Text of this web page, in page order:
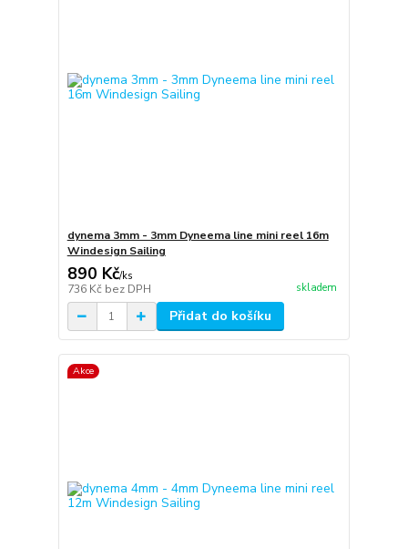
dynema 3mm - 3mm Dyneema line mini reel 16m
Windesign Sailing
890 Kč/ks
736 Kč bez DPH skladem
Přidat do košíku
Akce